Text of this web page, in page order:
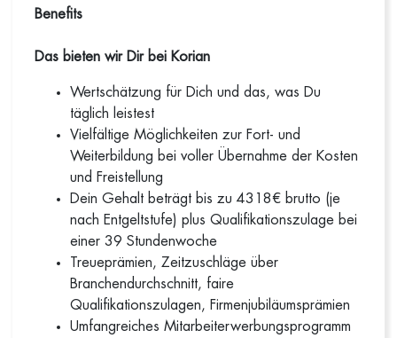
Benefits
Das bieten wir Dir bei Korian
Wertschätzung für Dich und das, was Du
täglich leistest
Vielfältige Möglichkeiten zur Fort- und
Weiterbildung bei voller Übernahme der Kosten
und Freistellung
Dein Gehalt beträgt bis zu 4318€ brutto (je
nach Entgeltstufe) plus Qualifikationszulage bei
einer 39 Stundenwoche
Treueprämien, Zeitzuschläge über
Branchendurchschnitt, faire
Qualifikationszulagen, Firmenjubiläumsprämien
Umfangreiches Mitarbeiterwerbungsprogramm